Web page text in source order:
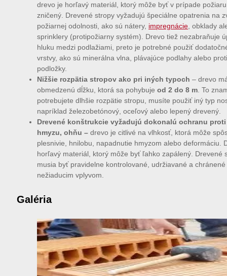
drevo je horľavý materiál, ktorý môže byť v prípade
zničený. Drevené stropy vyžadujú špeciálne opatrenia na
požiarnej odolnosti, ako sú nátery, impregnácie , obklady
sprinklery (protipožiarny systém). Drevo tiež nezabraňuje
hluku medzi podlažiami, preto je potrebné použiť
vrstvy, ako sú minerálna vlna, plávajúce podlahy alebo
podložky.
Nižšie rozpätia stropov ako pri iných typoch – drevo
obmedzenú dĺžku, ktorá sa pohybuje od 2 do 8 m . To
potrebujete dlhšie rozpätie stropu, musíte použiť iný typ
napríklad železobetónový, oceľový alebo lepený drevený.
Drevené konštrukcie vyžadujú dokonalú ochranu
hmyzu, ohňu – drevo je citlivé na vlhkosť, ktorá môže
plesnivie, hnilobu, napadnutie hmyzom alebo deformáciu.
horľavý materiál, ktorý môže byť ľahko zapálený. Drevené
musia byť pravidelne kontrolované, udržiavané a
nežiaducim vplyvom.
Galéria